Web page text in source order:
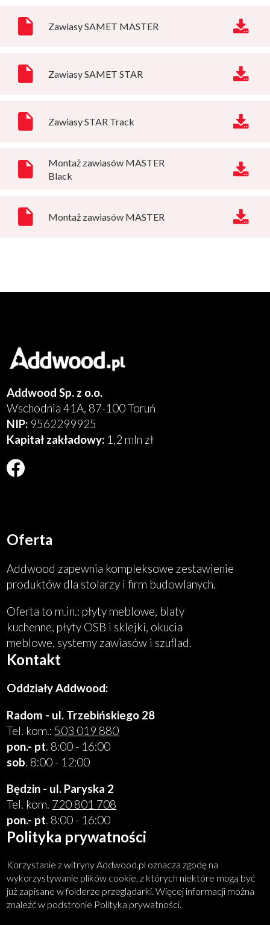
Zawiasy SAMET MASTER
Zawiasy SAMET STAR
Zawiasy STAR Track
Montaż zawiasów MASTER
Black
Montaż zawiasów MASTER
Addwood Sp. z o.o.
Wschodnia 41A, 87-100 Toruń
NIP: 9562299925
Kapitał zakładowy: 1,2 mln zł
Will
Oferta
Addwood zapewnia kompleksowe zestawienie
produktów dla stolarzy i firm budowlanych.
Oferta to m.in.: płyty meblowe, blaty
kuchenne, płyty OSB i sklejki, okucia
meblowe, systemy zawiasów i szuflad.
Kontakt
Oddziały Addwood:
Radom - ul. Trzebińskiego 28
Tel. kom.: 503 019 880
pon.- pt. 8:00 - 16:00
sob. 8:00 - 12:00
Będzin - ul. Paryska 2
Tel. kom. 720 801 708
pon.- pt. 8:00 - 16:00
Polityka prywatności
Korzystanie z witryny Addwood.pl oznacza zgodę na
wykorzystywanie plików cookie, z których niektóre mogą być
już zapisane w folderze przeglądarki. Więcej informacji można
znaleźć w podstronie Polityka prywatności.